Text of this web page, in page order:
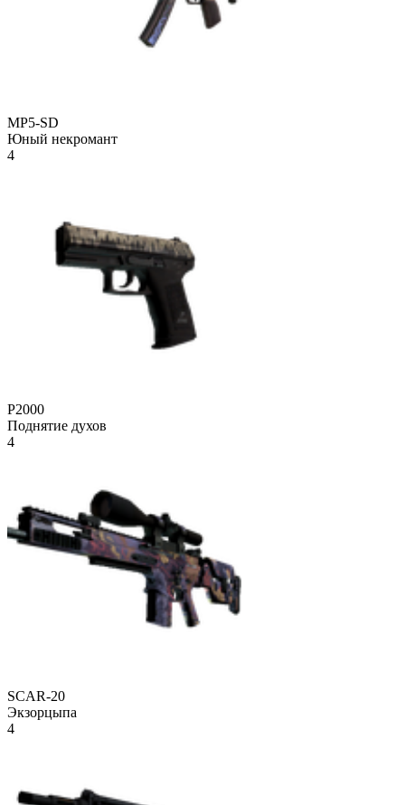
MP5-SD
Юный некромант
4
P2000
Поднятие духов
4
SCAR-20
Экзорцыпа
4